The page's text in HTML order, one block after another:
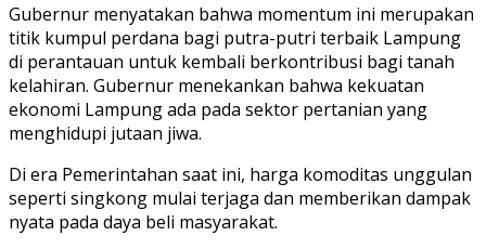
Gubernur menyatakan bahwa momentum ini merupakan
titik kumpul perdana bagi putra-putri terbaik Lampung
di perantauan untuk kembali berkontribusi bagi tanah
kelahiran. Gubernur menekankan bahwa kekuatan
ekonomi Lampung ada pada sektor pertanian yang
menghidupi jutaan jiwa.
Di era Pemerintahan saat ini, harga komoditas unggulan
seperti singkong mulai terjaga dan memberikan dampak
nyata pada daya beli masyarakat.